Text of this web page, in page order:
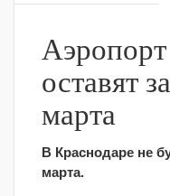
оставят
марта
В Краснодаре не
марта.